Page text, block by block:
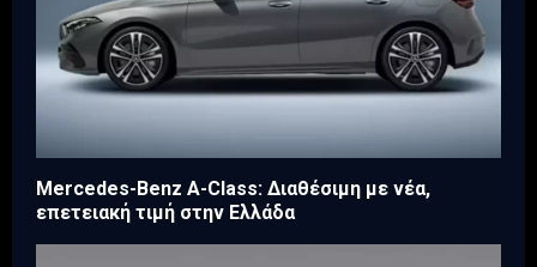
Mercedes-Benz A-Class: Διαθέσιμη με νέα,
επετειακή τιμή στην Ελλάδα